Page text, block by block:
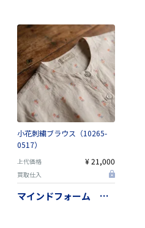
小花刺繍ブラウス（10265-
0517）
上代価格 ¥ 21,000
買取仕入
マインドフォーム オルウェイズ